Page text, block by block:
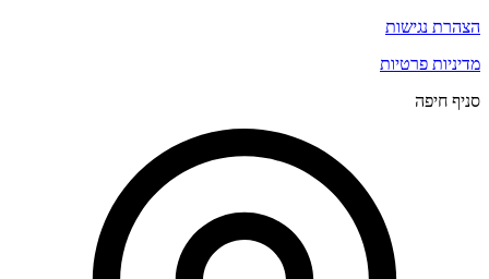
הצהרת נגישות
מדיניות פרטיות
סניף חיפה